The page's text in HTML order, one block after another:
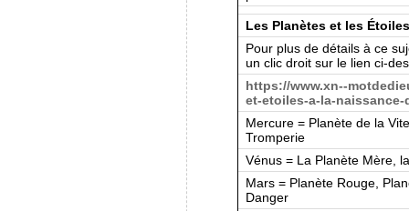
Les Planètes et les
Pour plus de détails à ce
un clic droit sur le lien ci-
https://www.xn--
et-etoiles-a-la-naissance-
Mercure = Planète de la
Tromperie
Vénus = La Planète Mère,
Mars = Planète Rouge,
Danger